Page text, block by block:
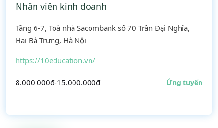
Nhân viên kinh doanh
Tầng 6-7, Toà nhà Sacombank số 70 Trần Đại Nghĩa,
Hai Bà Trưng, Hà Nội
https://10education.vn/
8.000.000đ-15.000.000đ Ứng tuyển